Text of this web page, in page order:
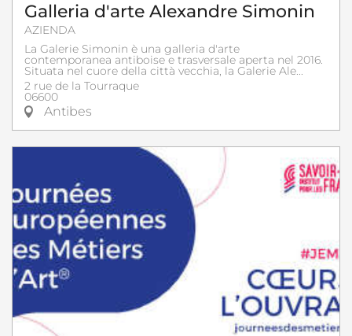
Galleria d'arte Alexandre Simonin
AZIENDA
La Galerie Simonin è una galleria d'arte
contemporanea antiboise e trasversale aperta nel 2016.
Situata nel cuore della città vecchia, la Galerie Ale...
2 rue de la Tourraque
06600
Antibes